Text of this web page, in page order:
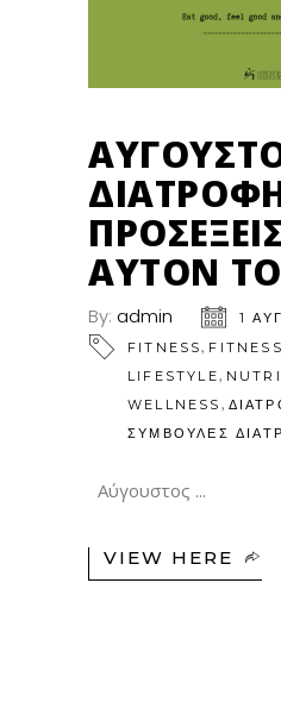
ΑΥΤΌΝ
By: admin
1
FITNESS,
LIFESTYLE,
WELLNESS ,
ΣΥΜΒΟΥΛΕΣ
Αύγουστος
VIEW HERE